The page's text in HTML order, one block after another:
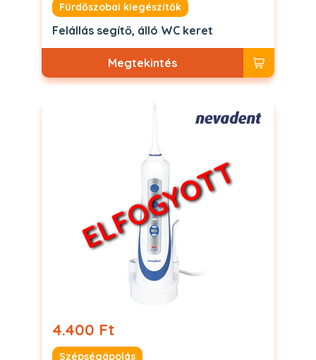
Fürdőszobai kiegészítők
Felállás segítő, álló WC keret
Megtekintés
ELFOGYOTT
4.400 Ft
Szépségápolás